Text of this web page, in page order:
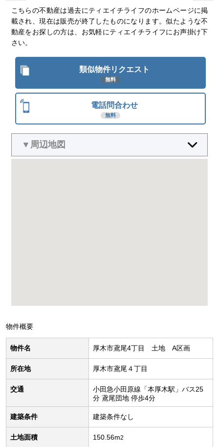
こちらの不動産は過去にティエイチライフのホームページに掲
載され、現在は販売が終了したものになります。似たような不
動産をお探しの方は、お気軽にティエイチライフにお声掛け下
さい。
類似物件リクエスト
無料
電話問合わせ
無料
▼周辺地図
物件概要
物件名 厚木市鳶尾4丁目 土地 A区画
所在地 厚木市鳶尾４丁目
交通
小田急小田原線「本厚木駅」バス25
分 鳶尾団地 停歩4分
建築条件 建築条件なし
土地面積 150.56m2